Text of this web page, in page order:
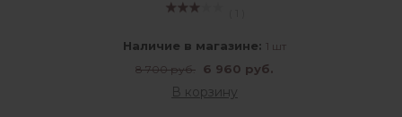
Наличие в магазине: 1 шт
8 700 руб. 6 960 руб.
В корзину